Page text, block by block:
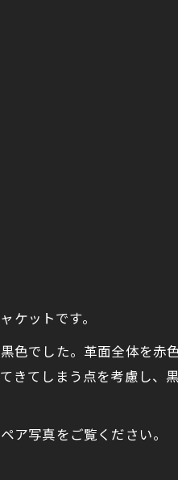
ケットです。
色でした。革面全体を
きてしまう点を考慮し、
写真をご覧ください。